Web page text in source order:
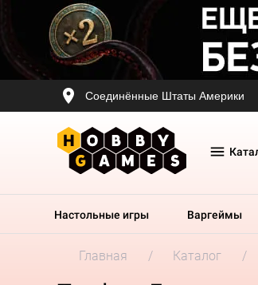
Соединённые Штаты Америки
Настольные игры Варгеймы
Главная Каталог